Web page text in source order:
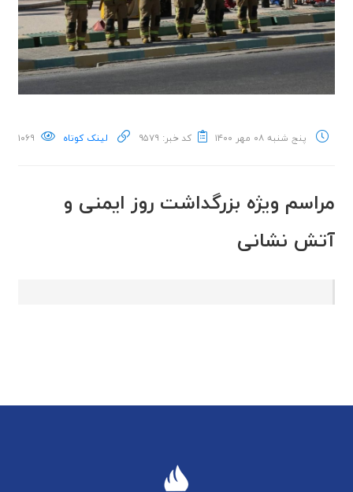
پنج شنبه ۰۸ مهر ۱۴۰۰ کد خبر: ۹۵۷۹ لینک کوتاه ۱۰۶۹
مراسم ویژه بزرگداشت روز ایمنی و
آتش نشانی